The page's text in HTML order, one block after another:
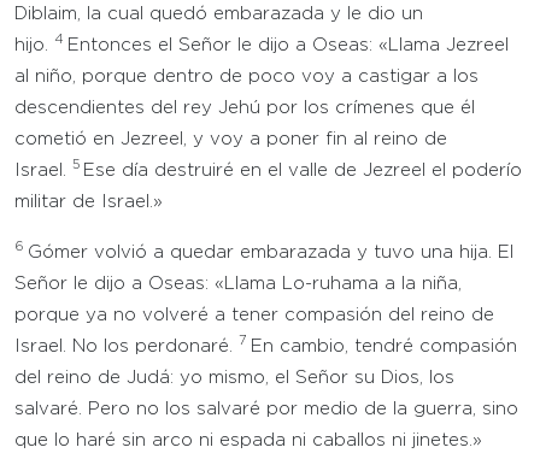
Diblaim, la cual quedó embarazada y le dio un
hijo.
4 Entonces el Señor le dijo a Oseas: «Llama Jezreel
al niño, porque dentro de poco voy a castigar a los
descendientes del rey Jehú por los crímenes que él
cometió en Jezreel, y voy a poner fin al reino de
Israel.
5 Ese día destruiré en el valle de Jezreel el poderío
militar de Israel.»
6 Gómer volvió a quedar embarazada y tuvo una hija. El
Señor le dijo a Oseas: «Llama Lo-ruhama a la niña,
porque ya no volveré a tener compasión del reino de
Israel. No los perdonaré.
7 En cambio, tendré compasión
del reino de Judá: yo mismo, el Señor su Dios, los
salvaré. Pero no los salvaré por medio de la guerra, sino
que lo haré sin arco ni espada ni caballos ni jinetes.»